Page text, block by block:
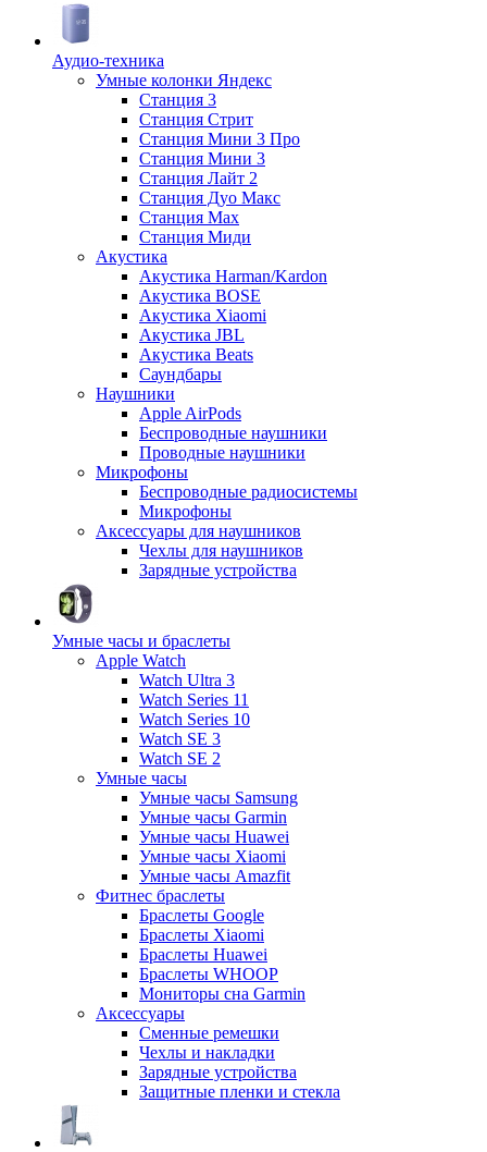
Аудио-техника
Умные колонки Яндекс
Станция 3
Станция Стрит
Станция Мини 3 Про
Станция Мини 3
Станция Лайт 2
Станция Дуо Макс
Станция Max
Станция Миди
Акустика
Акустика Harman/Kardon
Акустика BOSE
Акустика Xiaomi
Акустика JBL
Акустика Beats
Саундбары
Наушники
Apple AirPods
Беспроводные наушники
Проводные наушники
Микрофоны
Беспроводные радиосистемы
Микрофоны
Аксессуары для наушников
Чехлы для наушников
Зарядные устройства
Умные часы и браслеты
Apple Watch
Watch Ultra 3
Watch Series 11
Watch Series 10
Watch SE 3
Watch SE 2
Умные часы
Умные часы Samsung
Умные часы Garmin
Умные часы Huawei
Умные часы Xiaomi
Умные часы Amazfit
Фитнес браслеты
Браслеты Google
Браслеты Xiaomi
Браслеты Huawei
Браслеты WHOOP
Мониторы сна Garmin
Аксессуары
Сменные ремешки
Чехлы и накладки
Зарядные устройства
Защитные пленки и стекла